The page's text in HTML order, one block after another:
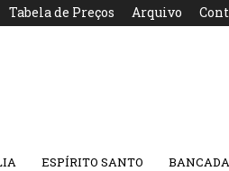
Tabela de Preços Arquivo
ESPÍRITO SANTO